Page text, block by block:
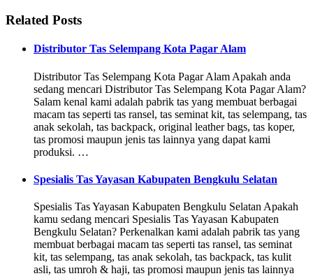
Related Posts
Distributor Tas Selempang Kota Pagar Alam
Distributor Tas Selempang Kota Pagar Alam Apakah anda
sedang mencari Distributor Tas Selempang Kota Pagar Alam?
Salam kenal kami adalah pabrik tas yang membuat berbagai
macam tas seperti tas ransel, tas seminat kit, tas selempang, tas
anak sekolah, tas backpack, original leather bags, tas koper,
tas promosi maupun jenis tas lainnya yang dapat kami
produksi. …
Spesialis Tas Yayasan Kabupaten Bengkulu Selatan
Spesialis Tas Yayasan Kabupaten Bengkulu Selatan Apakah
kamu sedang mencari Spesialis Tas Yayasan Kabupaten
Bengkulu Selatan? Perkenalkan kami adalah pabrik tas yang
membuat berbagai macam tas seperti tas ransel, tas seminat
kit, tas selempang, tas anak sekolah, tas backpack, tas kulit
asli, tas umroh & haji, tas promosi maupun jenis tas lainnya